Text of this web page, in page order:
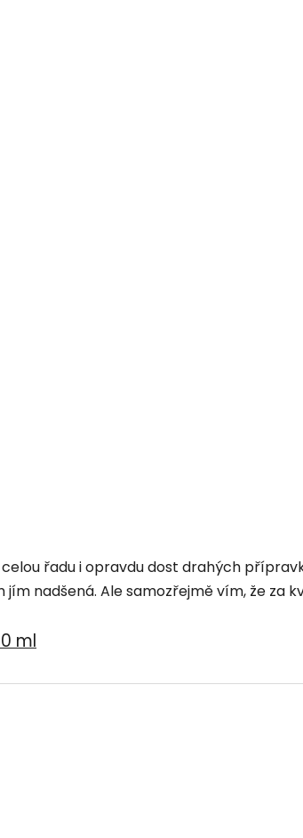
řadu i opravdu dost drahých
nadšená. Ale samozřejmě vím, že za
ml